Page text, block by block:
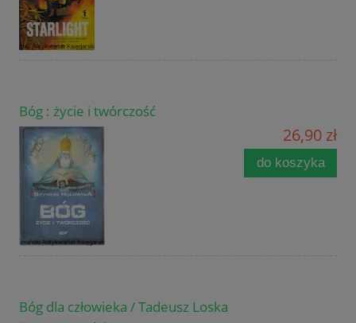
Bóg : życie i twórczość
26,90 zł
do koszyka
Bóg dla człowieka / Tadeusz Loska